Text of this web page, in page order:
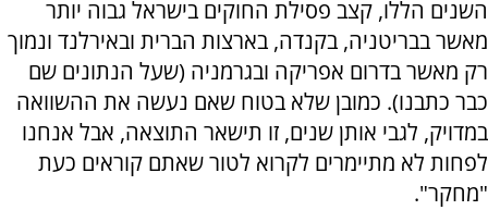
השנים הללו, קצב פסילת החוקים בישראל גבוה יותר
מאשר בבריטניה, בקנדה, בארצות הברית ובאירלנד ונמוך
רק מאשר בדרום אפריקה ובגרמניה (שעל הנתונים שם
כבר כתבנו). כמובן שלא בטוח שאם נעשה את ההשוואה
במדויק, לגבי אותן שנים, זו תישאר התוצאה, אבל אנחנו
לפחות לא מתיימרים לקרוא לטור שאתם קוראים כעת
"מחקר".